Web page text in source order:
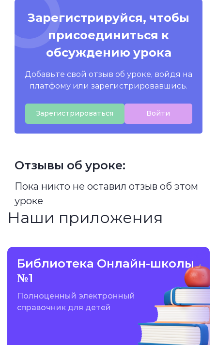
Зарегистрируйся, чтобы
присоединиться к
обсуждению урока
Добавьте свой отзыв об уроке, войдя на
платфому или зарегистрировавшись.
Зарегистрироваться Войти
Отзывы об уроке:
Пока никто не оставил отзыв об этом
уроке
Наши приложения
Библиотека Онлайн-школы
№1
Полноценный электронный
справочник для детей